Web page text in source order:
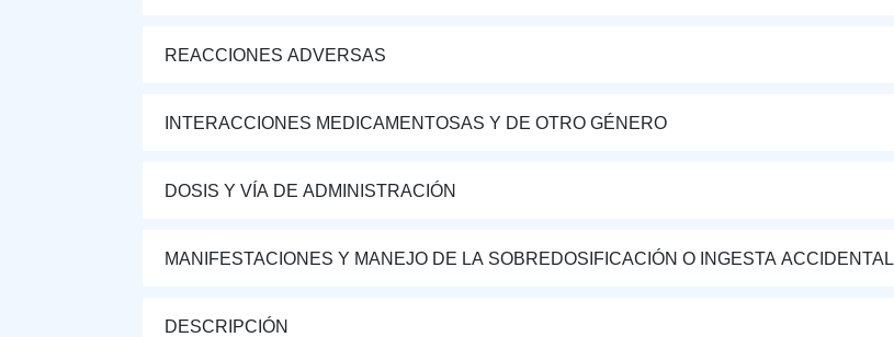
REACCIONES ADVERSAS
INTERACCIONES MEDICAMENTOSAS Y DE OTRO GÉNERO
DOSIS Y VÍA DE ADMINISTRACIÓN
MANIFESTACIONES Y MANEJO DE LA SOBREDOSIFICACIÓN O INGESTA ACCIDENTAL
DESCRIPCIÓN